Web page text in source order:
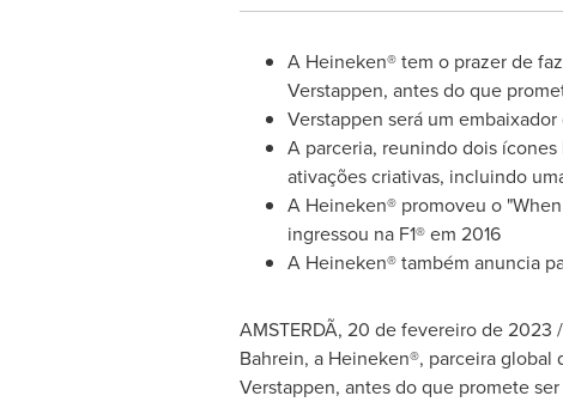
A Heineken® tem o prazer de
Verstappen, antes do que
Verstappen será um
A parceria, reunindo dois
ativações criativas, incluindo
A Heineken® promoveu o
ingressou na F1® em 2016
A Heineken® também anuncia
AMSTERDÃ, 20 de fevereiro de 2023
Bahrein, a Heineken®, parceira global
Verstappen, antes do que promete